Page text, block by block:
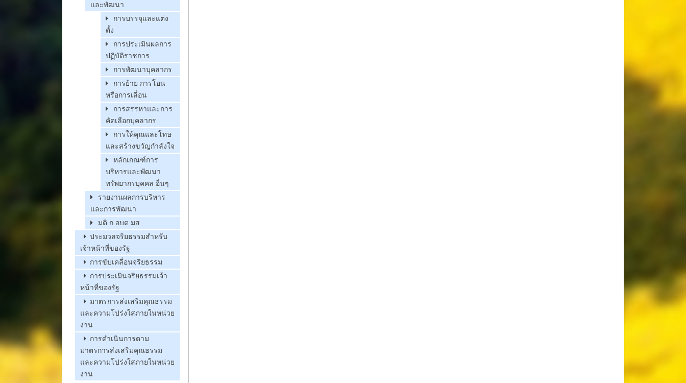
และพัฒนา
การบรรจุและแต่ง
ตั้ง
การประเมินผลการ
ปฏิบัติราชการ
การพัฒนาบุคลากร
การย้าย การโอน
หรือการเลื่อน
การสรรหาและการ
คัดเลือกบุคลากร
การให้คุณและโทษ
และสร้างขวัญกำลังใจ
หลักเกณฑ์การ
บริหารและพัฒนา
ทรัพยากรบุคคล อื่นๆ
รายงานผลการบริหาร
และการพัฒนา
มติ ก.อบต มส
ประมวลจริยธรรมสำหรับ
เจ้าหน้าที่ของรัฐ
การขับเคลื่อนจริยธรรม
การประเมินจริยธรรมเจ้า
หน้าที่ของรัฐ
มาตรการส่งเสริมคุณธรรม
และความโปร่งใสภายในหน่วย
งาน
การดำเนินการตาม
มาตรการส่งเสริมคุณธรรม
และความโปร่งใสภายในหน่วย
งาน